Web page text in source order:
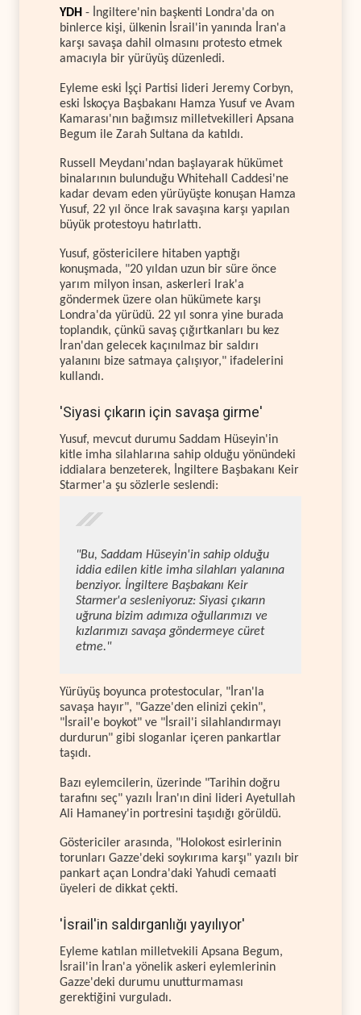
YDH - İngiltere'nin başkenti Londra'da on
binlerce kişi, ülkenin İsrail'in yanında İran'a
karşı savaşa dahil olmasını protesto etmek
amacıyla bir yürüyüş düzenledi.
Eyleme eski İşçi Partisi lideri Jeremy Corbyn,
eski İskoçya Başbakanı Hamza Yusuf ve Avam
Kamarası'nın bağımsız milletvekilleri Apsana
Begum ile Zarah Sultana da katıldı.
Russell Meydanı'ndan başlayarak hükümet
binalarının bulunduğu Whitehall Caddesi'ne
kadar devam eden yürüyüşte konuşan Hamza
Yusuf, 22 yıl önce Irak savaşına karşı yapılan
büyük protestoyu hatırlattı.
Yusuf, göstericilere hitaben yaptığı
konuşmada, "20 yıldan uzun bir süre önce
yarım milyon insan, askerleri Irak'a
göndermek üzere olan hükümete karşı
Londra'da yürüdü. 22 yıl sonra yine burada
toplandık, çünkü savaş çığırtkanları bu kez
İran'dan gelecek kaçınılmaz bir saldırı
yalanını bize satmaya çalışıyor," ifadelerini
kullandı.
'Siyasi çıkarın için savaşa girme'
Yusuf, mevcut durumu Saddam Hüseyin'in
kitle imha silahlarına sahip olduğu yönündeki
iddialara benzeterek, İngiltere Başbakanı Keir
Starmer'a şu sözlerle seslendi:
"Bu, Saddam Hüseyin'in sahip olduğu
iddia edilen kitle imha silahları yalanına
benziyor. İngiltere Başbakanı Keir
Starmer'a sesleniyoruz: Siyasi çıkarın
uğruna bizim adımıza oğullarımızı ve
kızlarımızı savaşa göndermeye cüret
etme."
Yürüyüş boyunca protestocular, "İran'la
savaşa hayır", "Gazze'den elinizi çekin",
"İsrail'e boykot" ve "İsrail'i silahlandırmayı
durdurun" gibi sloganlar içeren pankartlar
taşıdı.
Bazı eylemcilerin, üzerinde "Tarihin doğru
tarafını seç" yazılı İran'ın dini lideri Ayetullah
Ali Hamaney'in portresini taşıdığı görüldü.
Göstericiler arasında, "Holokost esirlerinin
torunları Gazze'deki soykırıma karşı" yazılı bir
pankart açan Londra'daki Yahudi cemaati
üyeleri de dikkat çekti.
'İsrail'in saldırganlığı yayılıyor'
Eyleme katılan milletvekili Apsana Begum,
İsrail'in İran'a yönelik askeri eylemlerinin
Gazze'deki durumu unutturmaması
gerektiğini vurguladı.